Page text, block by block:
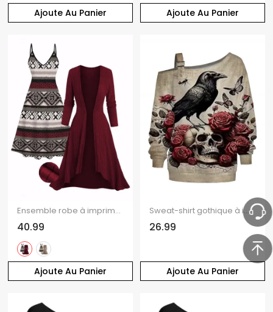
Ajoute Au Panier Ajoute Au Panier
Ajoute Au Panier
Ensemble robe à imprimé géométrique ethnique et haut long texturé ouvert sur le devant
40.99
Ajoute Au Panier
Sweat-shirt gothique à imprimé tête de mort, papillon, corbeau, sangle à boucle, col incliné
26.99